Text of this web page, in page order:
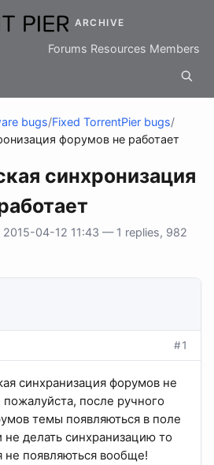
ARCHIVE
Forums Resources Members
bugs/Fixed TorrentPier bugs/
форумов не работает
синхронизация
2015-04-12 11:43 — 1 replies, 982
#1
синхранизация форумов не
пожалуйста, после ручного
темы появляються в поле
делать синхранизацию то
не появляються вообще!